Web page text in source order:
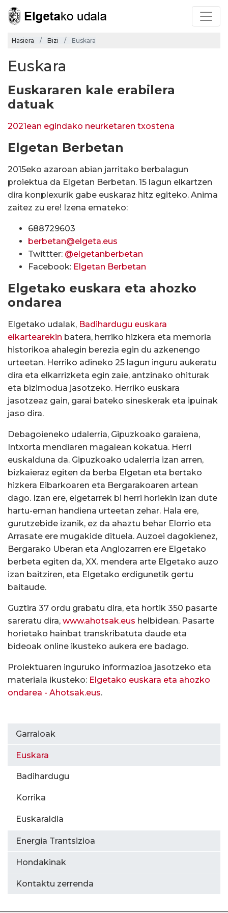
Hasiera Bizi Euskara
Euskara
Euskararen kale erabilera
datuak
2021ean egindako neurketaren txostena
Elgetan Berbetan
2015eko azaroan abian jarritako berbalagun
proiektua da Elgetan Berbetan. 15 lagun elkartzen
dira konplexurik gabe euskaraz hitz egiteko. Anima
zaitez zu ere! Izena emateko:
688729603
berbetan@elgeta.eus
Twittter: @elgetanberbetan
Facebook: Elgetan Berbetan
Elgetako euskara eta ahozko
ondarea
Elgetako udalak, Badihardugu euskara
elkartearekin batera, herriko hizkera eta memoria
historikoa ahalegin berezia egin du azkenengo
urteetan. Herriko adineko 25 lagun inguru aukeratu
dira eta elkarrizketa egin zaie, antzinako ohiturak
eta bizimodua jasotzeko. Herriko euskara
jasotzeaz gain, garai bateko sineskerak eta ipuinak
jaso dira.
Debagoieneko udalerria, Gipuzkoako garaiena,
Intxorta mendiaren magalean kokatua. Herri
euskalduna da. Gipuzkoako udalerria izan arren,
bizkaieraz egiten da berba Elgetan eta bertako
hizkera Eibarkoaren eta Bergarakoaren artean
dago. Izan ere, elgetarrek bi herri horiekin izan dute
hartu-eman handiena urteetan zehar. Hala ere,
gurutzebide izanik, ez da ahaztu behar Elorrio eta
Arrasate ere mugakide dituela. Auzoei dagokienez,
Bergarako Uberan eta Angiozarren ere Elgetako
berbeta egiten da, XX. mendera arte Elgetako auzo
izan baitziren, eta Elgetako erdigunetik gertu
baitaude.
Guztira 37 ordu grabatu dira, eta hortik 350 pasarte
sareratu dira, www.ahotsak.eus helbidean. Pasarte
horietako hainbat transkribatuta daude eta
bideoak online ikusteko aukera ere badago.
Proiektuaren inguruko informazioa jasotzeko eta
materiala ikusteko: Elgetako euskara eta ahozko
ondarea - Ahotsak.eus.
Garraioak
Euskara
Badihardugu
Korrika
Euskaraldia
Energia Trantsizioa
Hondakinak
Kontaktu zerrenda